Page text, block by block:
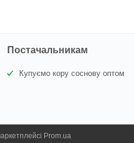
Постачальникам
Купуємо кору соснову оптом
Prom.ua